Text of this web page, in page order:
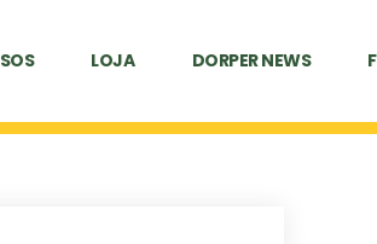
LOJA DORPER NEWS